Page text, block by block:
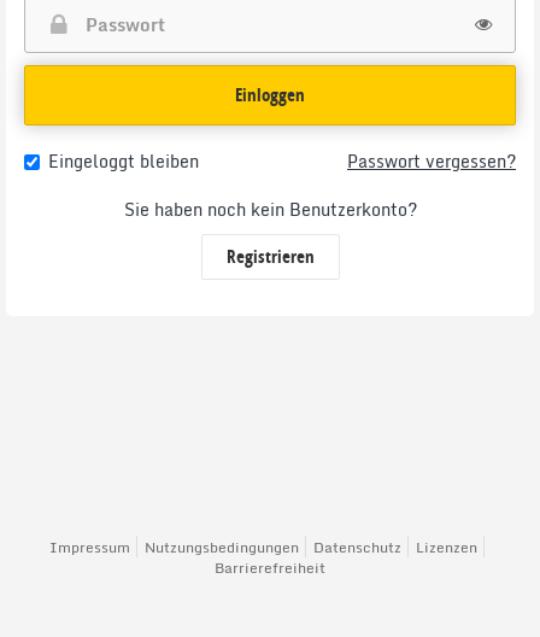
Einloggen
Eingeloggt bleiben
Passwort vergessen?
Sie haben noch kein Benutzerkonto?
Registrieren
Impressum Nutzungsbedingungen Datenschutz
Lizenzen
Barrierefreiheit